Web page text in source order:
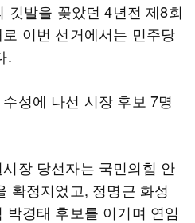
깃발을 꽂았던 4년전 제8회
이번 선거에서는 민주당
.
성에 나선 시장 후보 7명
장 당선자는 국민의힘 안
확정지었고, 정명근 화성
경태 후보를 이기며 연임